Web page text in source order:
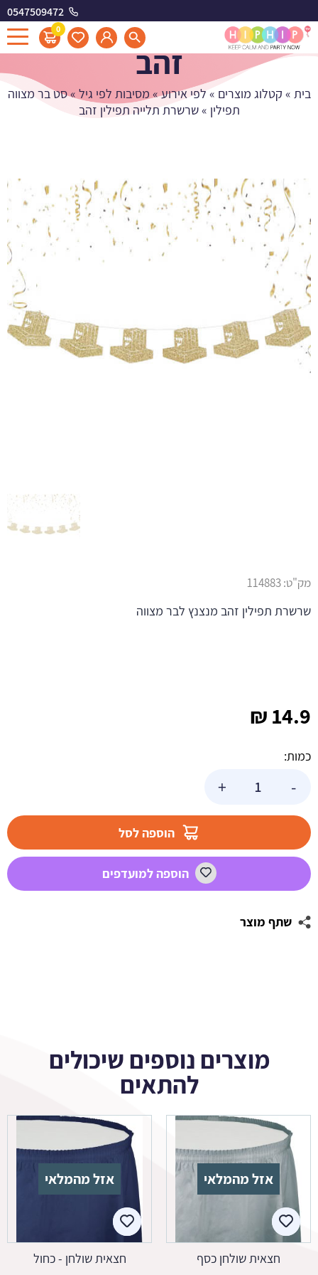
0547509472
0
שרשרת תלייה תפילין
זהב
בית » קטלוג מוצרים » לפי אירוע» מסיבות לפי גיל »סט בר מצווה
תפילין »שרשרת תלייה תפילין זהב
14.9
₪
כמות:
-
זהב
+
הוספה לסל
הוספה למועדפים
שתף מוצר
מק"ט:114883
שרשרת תפילין זהב מנצנץ לבר מצווה
מוצרים נוספים שיכולים
להתאים
אזל מהמלאי
חצאית שולחן כסף
אזל מהמלאי
חצאית שולחן - כחול